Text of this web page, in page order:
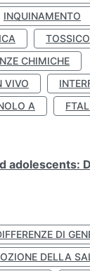
INQUINAMENTO
CHIMICHE
VIVO
A
DI
DELLA